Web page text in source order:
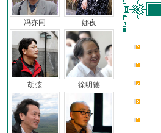
冯亦同 娜夜
胡弦 徐明德